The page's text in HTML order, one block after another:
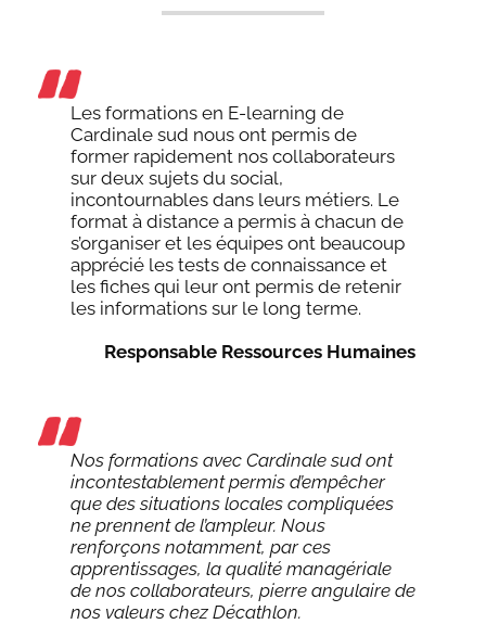
Les formations en E-learning de
Cardinale sud nous ont permis de
former rapidement nos collaborateurs
sur deux sujets du social,
incontournables dans leurs métiers. Le
format à distance a permis à chacun de
s’organiser et les équipes ont beaucoup
apprécié les tests de connaissance et
les fiches qui leur ont permis de retenir
les informations sur le long terme.
Responsable Ressources Humaines
Nos formations avec Cardinale sud ont
incontestablement permis d’empêcher
que des situations locales compliquées
ne prennent de l’ampleur. Nous
renforçons notamment, par ces
apprentissages, la qualité managériale
de nos collaborateurs, pierre angulaire de
nos valeurs chez Décathlon.